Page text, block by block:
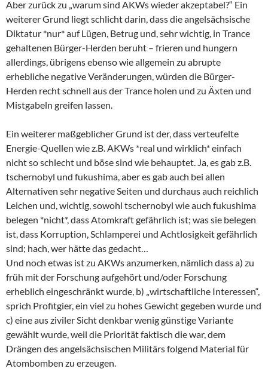
Aber zurück zu „warum sind AKWs wieder akzeptabel?“ Ein
weiterer Grund liegt schlicht darin, dass die angelsächsische
Diktatur *nur* auf Lügen, Betrug und, sehr wichtig, in Trance
gehaltenen Bürger-Herden beruht – frieren und hungern
allerdings, übrigens ebenso wie allgemein zu abrupte
erhebliche negative Veränderungen, würden die Bürger-
Herden recht schnell aus der Trance holen und zu Äxten und
Mistgabeln greifen lassen.
Ein weiterer maßgeblicher Grund ist der, dass verteufelte
Energie-Quellen wie z.B. AKWs *real und wirklich* einfach
nicht so schlecht und böse sind wie behauptet. Ja, es gab z.B.
tschernobyl und fukushima, aber es gab auch bei allen
Alternativen sehr negative Seiten und durchaus auch reichlich
Leichen und, wichtig, sowohl tschernobyl wie auch fukushima
belegen *nicht*, dass Atomkraft gefährlich ist; was sie belegen
ist, dass Korruption, Schlamperei und Achtlosigkeit gefährlich
sind; hach, wer hätte das gedacht…
Und noch etwas ist zu AKWs anzumerken, nämlich dass a) zu
früh mit der Forschung aufgehört und/oder Forschung
erheblich eingeschränkt wurde, b) „wirtschaftliche Interessen“,
sprich Profitgier, ein viel zu hohes Gewicht gegeben wurde und
c) eine aus ziviler Sicht denkbar wenig günstige Variante
gewählt wurde, weil die Priorität faktisch die war, dem
Drängen des angelsächsischen Militärs folgend Material für
Atombomben zu erzeugen.